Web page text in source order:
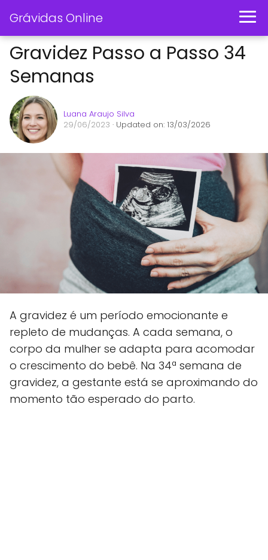
Grávidas Online
Gravidez Passo a Passo 34
Semanas
Luana Araujo Silva
29/06/2023 · Updated on: 13/03/2026
A gravidez é um período emocionante e
repleto de mudanças. A cada semana, o
corpo da mulher se adapta para acomodar
o crescimento do bebê. Na 34ª semana de
gravidez, a gestante está se aproximando do
momento tão esperado do parto.